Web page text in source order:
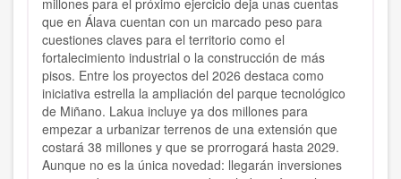
millones para el próximo ejercicio deja unas cuentas
que en Álava cuentan con un marcado peso para
cuestiones claves para el territorio como el
fortalecimiento industrial o la construcción de más
pisos. Entre los proyectos del 2026 destaca como
iniciativa estrella la ampliación del parque tecnológico
de Miñano. Lakua incluye ya dos millones para
empezar a urbanizar terrenos de una extensión que
costará 38 millones y que se prorrogará hasta 2029.
Aunque no es la única novedad: llegarán inversiones